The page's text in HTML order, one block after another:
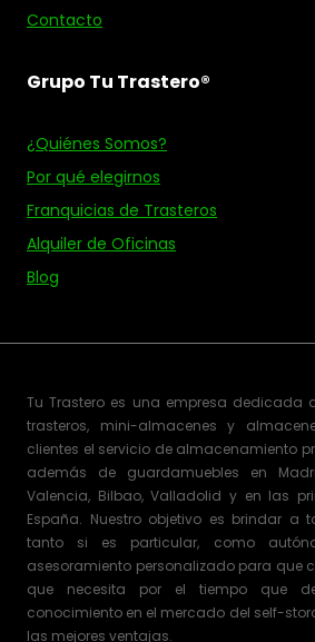
Contacto
Grupo Tu Trastero®
¿Quiénes Somos?
Por qué elegirnos
Franquicias de Trasteros
Alquiler de Oficinas
Blog
Tu Trastero es una empresa dedicada
trasteros, mini-almacenes y
clientes el servicio de almacenamiento
además de guardamuebles en
Valencia, Bilbao, Valladolid y en las
España. Nuestro objetivo es brindar a
tanto si es particular, como
asesoramiento personalizado para que
que necesita por el tiempo que
conocimiento en el mercado del self-
las mejores ventajas.